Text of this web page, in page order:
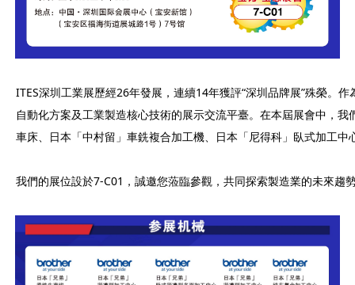
ITES深圳工業展歷經26年發展，連續14年獲評“深圳品牌展”殊榮。
自動化方案及工業製造核心技術的展示交流平臺。在本屆展會中，
車床、日本「中村留」車銑複合加工機、日本「尼得科」臥式加工
我們的展位設於7-C01，誠邀您蒞臨參觀，共同探索製造業的未來趨